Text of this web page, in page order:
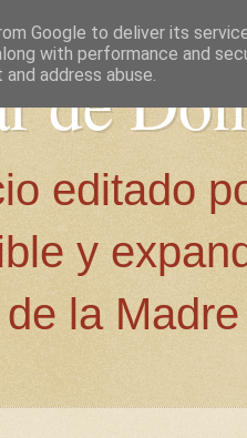
de
editado
y
la
Google to deliver its
with performance and
address abuse.